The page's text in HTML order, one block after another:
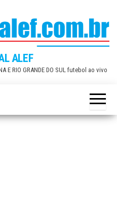
ALEF
E RIO GRANDE DO SUL futebol ao vivo